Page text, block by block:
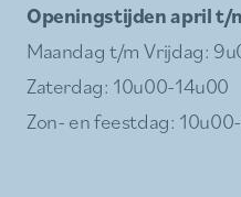
Openingstijden april t/
Maandag t/m Vrijdag:
Zaterdag: 10u00-14u00
Zon- en feestdag: